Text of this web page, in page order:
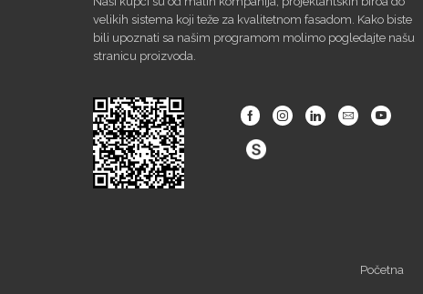
velikih sistema koji teže za kvalitetnom fasadom. Kako biste
bili upoznati sa našim programom molimo pogledajte našu
stranicu proizvoda.
FacebookInstagramLinkedinEmail Youtube
Početna